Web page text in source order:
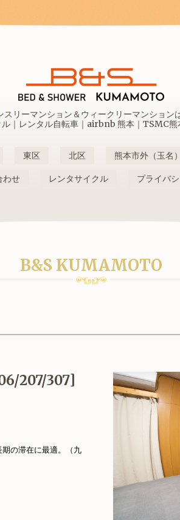
リーマンション＆ウィークリーマンショ
｜レンタル自転車｜airbnb 熊本｜TSMC
東区 北区 熊本市外（玉名）
わせ レンタサイクル プライバ
B&S KUMAMOTO
207/307]
の滞在に最適。（九